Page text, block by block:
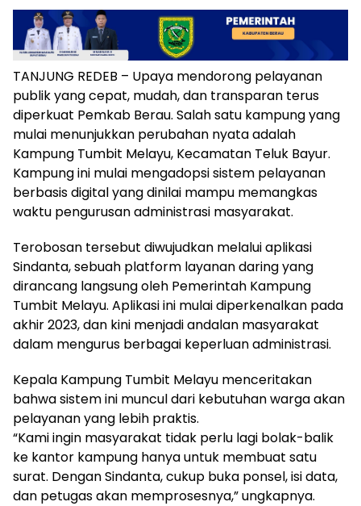
TANJUNG REDEB – Upaya mendorong pelayanan
publik yang cepat, mudah, dan transparan terus
diperkuat Pemkab Berau. Salah satu kampung yang
mulai menunjukkan perubahan nyata adalah
Kampung Tumbit Melayu, Kecamatan Teluk Bayur.
Kampung ini mulai mengadopsi sistem pelayanan
berbasis digital yang dinilai mampu memangkas
waktu pengurusan administrasi masyarakat.
Terobosan tersebut diwujudkan melalui aplikasi
Sindanta, sebuah platform layanan daring yang
dirancang langsung oleh Pemerintah Kampung
Tumbit Melayu. Aplikasi ini mulai diperkenalkan pada
akhir 2023, dan kini menjadi andalan masyarakat
dalam mengurus berbagai keperluan administrasi.
Kepala Kampung Tumbit Melayu menceritakan
bahwa sistem ini muncul dari kebutuhan warga akan
pelayanan yang lebih praktis.
“Kami ingin masyarakat tidak perlu lagi bolak-balik
ke kantor kampung hanya untuk membuat satu
surat. Dengan Sindanta, cukup buka ponsel, isi data,
dan petugas akan memprosesnya,” ungkapnya.